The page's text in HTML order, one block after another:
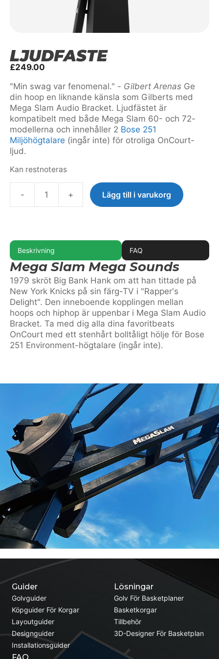
LJUDFÄSTE
£249.00
"Min swag var fenomenal." - Gilbert Arenas Ge
din hoop en liknande känsla som Gilberts med
Mega Slam Audio Bracket. Ljudfästet är
kompatibelt med både Mega Slam 60- och 72-
modellerna och innehåller 2 Bose 251
Miljöhögtalare (ingår inte) för otroliga OnCourt-
ljud.
Kan restnoteras
-
Audio
Bracket
+ Lägg till i varukorg
Beskrivning FAQ
Mega Slam Mega Sounds
1979 skröt Big Bank Hank om att han tittade på
New York Knicks på sin färg-TV i "Rapper's
Delight". Den inneboende kopplingen mellan
hoops och hiphop är uppenbar i Mega Slam Audio
Bracket. Ta med dig alla dina favoritbeats
OnCourt med ett stenhårt bolltåligt hölje för Bose
251 Environment-högtalare (ingår inte).
Lösningar
Golv För Basketplaner
Basketkorgar
Tillbehör
3D-Designer För Basketplan
Guider
Golvguider
Köpguider För Korgar
Layoutguider
Designguider
Installationsguider